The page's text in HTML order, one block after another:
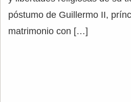
póstumo de Guillermo II,
matrimonio con […]